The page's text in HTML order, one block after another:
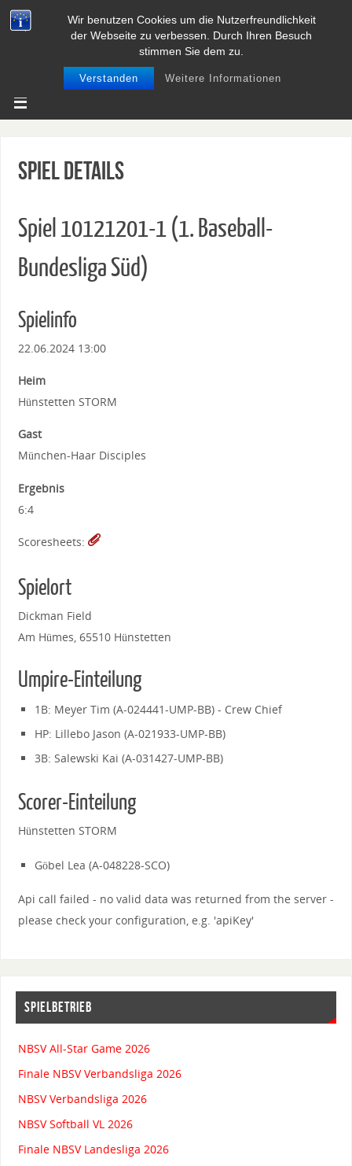
Wir benutzen Cookies um die Nutzerfreundlichkeit
der Webseite zu verbessen. Durch Ihren Besuch
stimmen Sie dem zu.
Verstanden Weitere Informationen
BASEBALL UND SOFTBALL IN
NIEDERSACHSEN
Spiel Details
Spiel 10121201-1 (1. Baseball-
Bundesliga Süd)
Spielinfo
22.06.2024 13:00
Heim
Hünstetten STORM
Gast
München-Haar Disciples
Ergebnis
6:4
Scoresheets:
Spielort
Dickman Field
Am Hümes, 65510 Hünstetten
Umpire-Einteilung
1B: Meyer Tim (A-024441-UMP-BB) - Crew Chief
HP: Lillebo Jason (A-021933-UMP-BB)
3B: Salewski Kai (A-031427-UMP-BB)
Scorer-Einteilung
Hünstetten STORM
Göbel Lea (A-048228-SCO)
Api call failed - no valid data was returned from the server -
please check your configuration, e.g. 'apiKey'
SPIELBETRIEB
NBSV All-Star Game 2026
Finale NBSV Verbandsliga 2026
NBSV Verbandsliga 2026
NBSV Softball VL 2026
Finale NBSV Landesliga 2026